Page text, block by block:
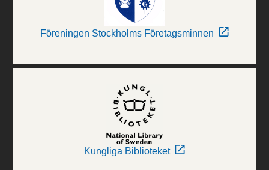
Föreningen Stockholms Företagsminnen
Kungliga Biblioteket